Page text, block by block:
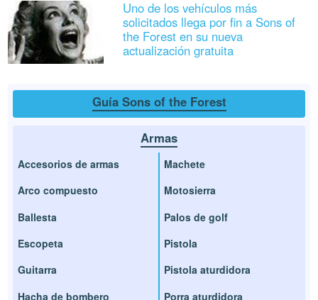
Uno de los vehículos más
solicitados llega por fin a Sons of
the Forest en su nueva
actualización gratuita
Guía Sons of the Forest
Armas
Accesorios de armas
Arco compuesto
Ballesta
Escopeta
Guitarra
Hacha de bombero
Machete
Motosierra
Palos de golf
Pistola
Pistola aturdidora
Porra aturdidora